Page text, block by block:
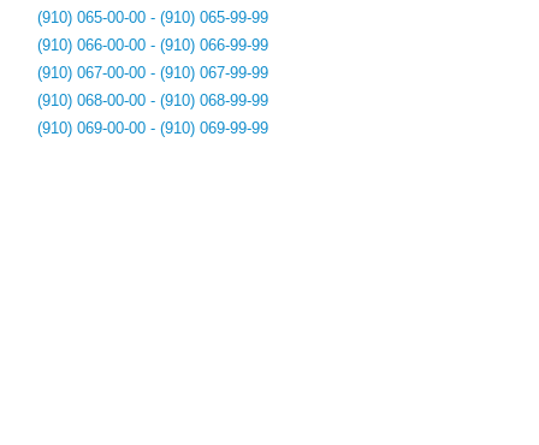
(910) 065-00-00 - (910) 065-99-99
(910) 066-00-00 - (910) 066-99-99
(910) 067-00-00 - (910) 067-99-99
(910) 068-00-00 - (910) 068-99-99
(910) 069-00-00 - (910) 069-99-99